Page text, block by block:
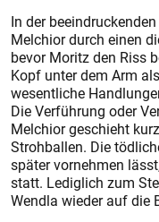
In der
Melchior durch einen
bevor Moritz den Riss
Kopf unter dem Arm
wesentliche
Die Verführung oder
Melchior geschieht
Strohballen. Die
später vornehmen
statt. Lediglich zum
Wendla wieder auf die